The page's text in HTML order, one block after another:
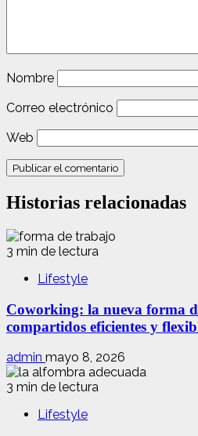
Nombre
Correo electrónico
Web
Historias relacionadas
3 min de lectura
Lifestyle
Coworking: la nueva forma
compartidos eficientes y
admin mayo 8, 2026
3 min de lectura
Lifestyle